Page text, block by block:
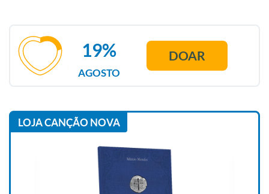
AGOSTO
19% DOAR
LOJA CANÇÃO NOVA